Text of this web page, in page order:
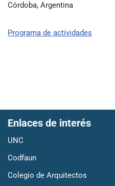
Córdoba, Argentina
Programa de actividades
Enlaces de interés
UNC
Codfaun
Colegio de Arquitectos